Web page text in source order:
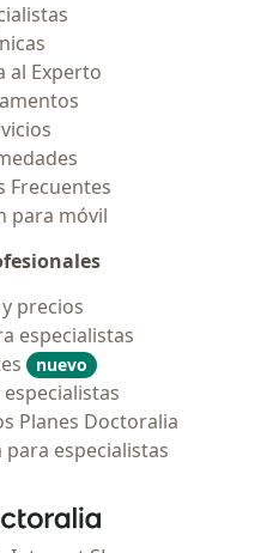
al Experto
Frecuentes
para móvil
precios
especialistas
nuevo
Planes Doctoralia
especialistas
Doctoralia - Página de inicio